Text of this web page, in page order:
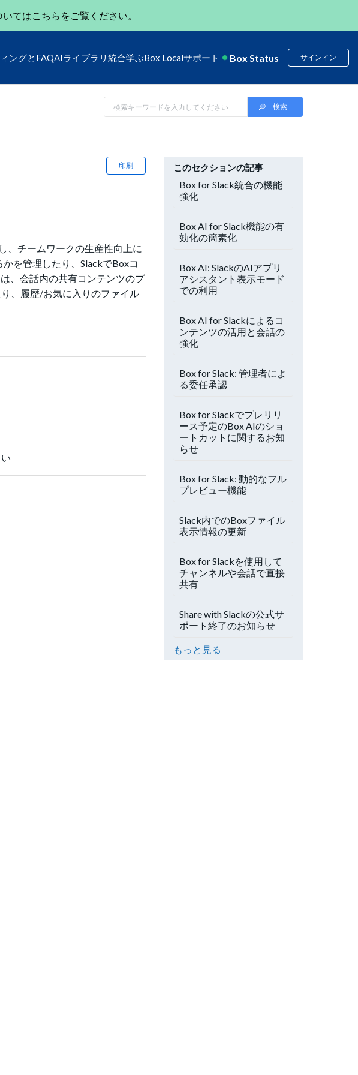
いてはこちら をご覧ください。
ングとFAQAIライブラリ 統合学ぶBox Localサポート Box Status サインイン
印刷
、チームワークの生産性向上に
を管理したり、SlackでBoxコ
、会話内の共有コンテンツのプ
、履歴/お気に入りのファイル
このセクションの記事
Box for Slack統合の機能
強化
Box AI for Slack機能の有
効化の簡素化
Box AI: SlackのAIアプリ
アシスタント表示モード
での利用
Box AI for Slackによるコ
ンテンツの活用と会話の
強化
Box for Slack: 管理者によ
る委任承認
Box for Slackでプレリリ
ース予定のBox AIのショ
ートカットに関するお知
らせ
Box for Slack: 動的なフル
プレビュー機能
Slack内でのBoxファイル
表示情報の更新
Box for Slackを使用して
チャンネルや会話で直接
共有
Share with Slackの公式サ
ポート終了のお知らせ
もっと見る